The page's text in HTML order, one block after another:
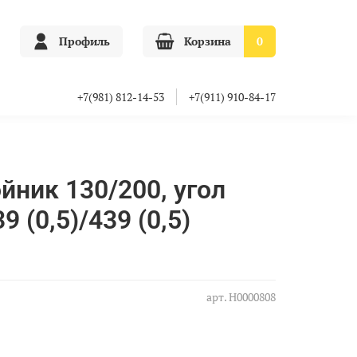
Профиль Корзина 0
+7(981) 812-14-53 +7(911) 910-84-17
арт.Н0000808
130/200, угол
(0,5)/439 (0,5)